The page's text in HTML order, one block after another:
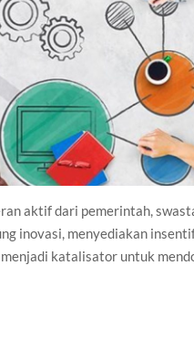
aktif dari pemerintah,
inovasi, menyediakan
katalisator untuk